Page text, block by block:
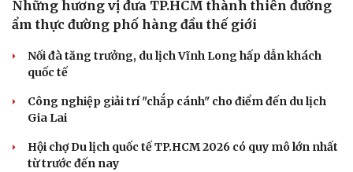
Di sản
Những hương vị đưa TP.HCM thành thiên đường
ẩm thực đường phố hàng đầu thế giới
Nối đà tăng trưởng, du lịch Vĩnh Long hấp dẫn khách
quốc tế
Công nghiệp giải trí "chắp cánh" cho điểm đến du lịch
Gia Lai
Hội chợ Du lịch quốc tế TP.HCM 2026 có quy mô lớn nhất
từ trước đến nay